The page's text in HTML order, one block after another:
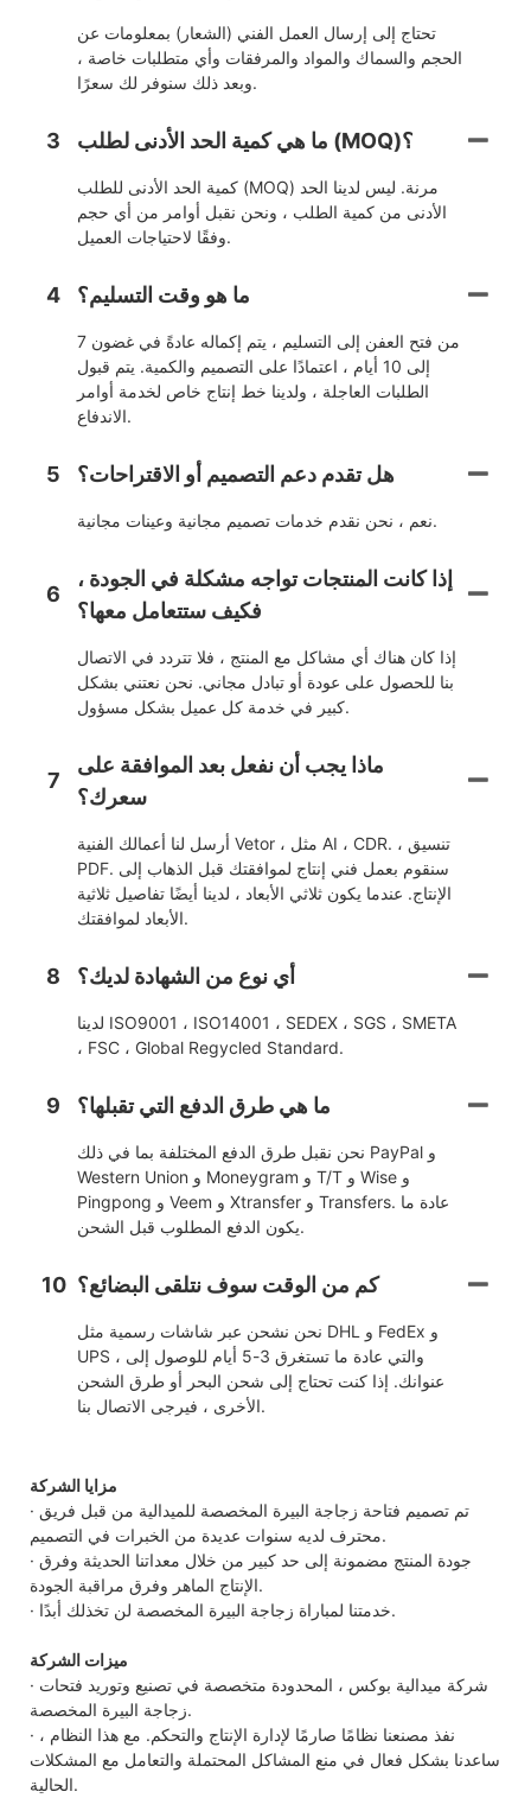
تحتاج إلى إرسال العمل الفني (الشعار) بمعلومات عن
الحجم والسماك والمواد والمرفقات وأي متطلبات خاصة ،
وبعد ذلك سنوفر لك سعرًا.
3 ما هي كمية الحد الأدنى لطلب (MOQ)؟
كمية الحد الأدنى للطلب (MOQ) مرنة. ليس لدينا الحد
الأدنى من كمية الطلب ، ونحن نقبل أوامر من أي حجم
وفقًا لاحتياجات العميل.
4 ما هو وقت التسليم؟
من فتح العفن إلى التسليم ، يتم إكماله عادةً في غضون 7
إلى 10 أيام ، اعتمادًا على التصميم والكمية. يتم قبول
الطلبات العاجلة ، ولدينا خط إنتاج خاص لخدمة أوامر
الاندفاع.
5 هل تقدم دعم التصميم أو الاقتراحات؟
نعم ، نحن نقدم خدمات تصميم مجانية وعينات مجانية.
6
إذا كانت المنتجات تواجه مشكلة في الجودة ،
فكيف ستتعامل معها؟
إذا كان هناك أي مشاكل مع المنتج ، فلا تتردد في الاتصال
بنا للحصول على عودة أو تبادل مجاني. نحن نعتني بشكل
كبير في خدمة كل عميل بشكل مسؤول.
7
ماذا يجب أن نفعل بعد الموافقة على
سعرك؟
أرسل لنا أعمالك الفنية Vetor ، مثل AI ، CDR. ، تنسيق
PDF. سنقوم بعمل فني إنتاج لموافقتك قبل الذهاب إلى
الإنتاج. عندما يكون ثلاثي الأبعاد ، لدينا أيضًا تفاصيل ثلاثية
الأبعاد لموافقتك.
8 أي نوع من الشهادة لديك؟
لدينا ISO9001 ، ISO14001 ، SEDEX ، SGS ، SMETA
، FSC ، Global Regycled Standard.
9 ما هي طرق الدفع التي تقبلها؟
نحن نقبل طرق الدفع المختلفة بما في ذلك PayPal و
Western Union و Moneygram و T/T و Wise و
Pingpong و Veem و Xtransfer و Transfers. عادة ما
يكون الدفع المطلوب قبل الشحن.
10 كم من الوقت سوف نتلقى البضائع؟
نحن نشحن عبر شاشات رسمية مثل DHL و FedEx و
UPS ، والتي عادة ما تستغرق 3-5 أيام للوصول إلى
عنوانك. إذا كنت تحتاج إلى شحن البحر أو طرق الشحن
الأخرى ، فيرجى الاتصال بنا.
مزايا الشركة
· تم تصميم فتاحة زجاجة البيرة المخصصة للميدالية من قبل فريق
محترف لديه سنوات عديدة من الخبرات في التصميم.
· جودة المنتج مضمونة إلى حد كبير من خلال معداتنا الحديثة وفرق
الإنتاج الماهر وفرق مراقبة الجودة.
· خدمتنا لمباراة زجاجة البيرة المخصصة لن تخذلك أبدًا.
ميزات الشركة
· شركة ميدالية بوكس ، المحدودة متخصصة في تصنيع وتوريد فتحات
زجاجة البيرة المخصصة.
· نفذ مصنعنا نظامًا صارمًا لإدارة الإنتاج والتحكم. مع هذا النظام ،
ساعدنا بشكل فعال في منع المشاكل المحتملة والتعامل مع المشكلات
الحالية.